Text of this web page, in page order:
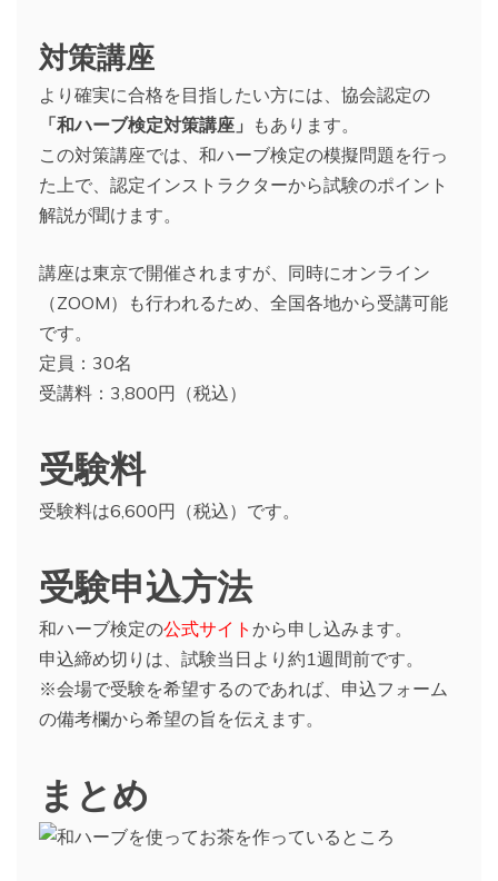
対策講座
より確実に合格を目指したい方には、協会認定の
「和ハーブ検定対策講座」 もあります。
この対策講座では、和ハーブ検定の模擬問題を行っ
た上で、認定インストラクターから試験のポイント
解説が聞けます。
講座は東京で開催されますが、同時にオンライン
（ZOOM）も行われるため、全国各地から受講可能
です。
定員：30名
受講料：3,800円（税込）
受験料
受験料は6,600円（税込）です。
受験申込方法
和ハーブ検定の公式サイト から申し込みます。
申込締め切りは、試験当日より約1週間前です。
※会場で受験を希望するのであれば、申込フォーム
の備考欄から希望の旨を伝えます。
まとめ